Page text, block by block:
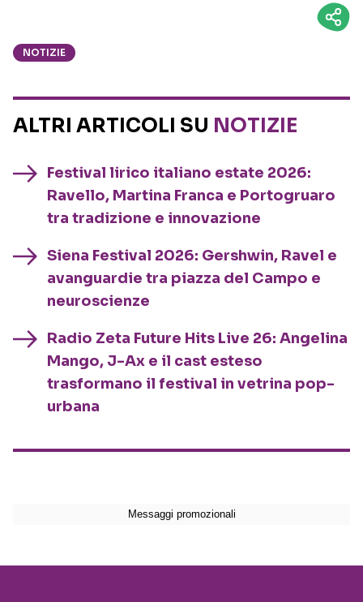
NOTIZIE
ALTRI ARTICOLI SU NOTIZIE
Festival lirico italiano estate 2026:
Ravello, Martina Franca e Portogruaro
tra tradizione e innovazione
Siena Festival 2026: Gershwin, Ravel e
avanguardie tra piazza del Campo e
neuroscienze
Radio Zeta Future Hits Live 26: Angelina
Mango, J-Ax e il cast esteso
trasformano il festival in vetrina pop-
urbana